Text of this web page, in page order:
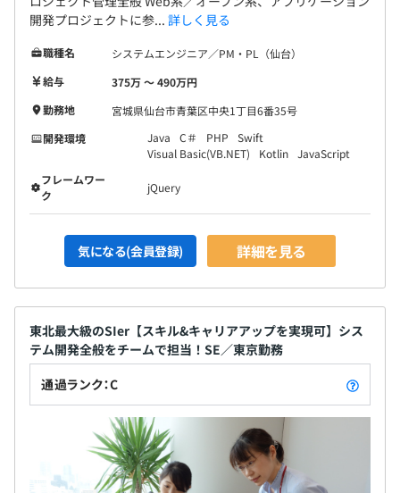
開発プロジェクトに参... 詳しく見る
職種名
システムエンジニア／PM・PL（仙台）
給与
375万 〜 490万円
勤務地
宮城県仙台市青葉区中央1丁目6番35号
開発環境
Java C＃ PHP
Swift
Visual Basic(VB.NET)
Kotlin JavaScript
フレームワー
ク
jQuery
気になる(会員登録) 詳細を見る
東北最大級のSIer【スキル&キャリアアップを実現可】シス
テム開発全般をチームで担当！SE／東京勤務
通過ランク：C